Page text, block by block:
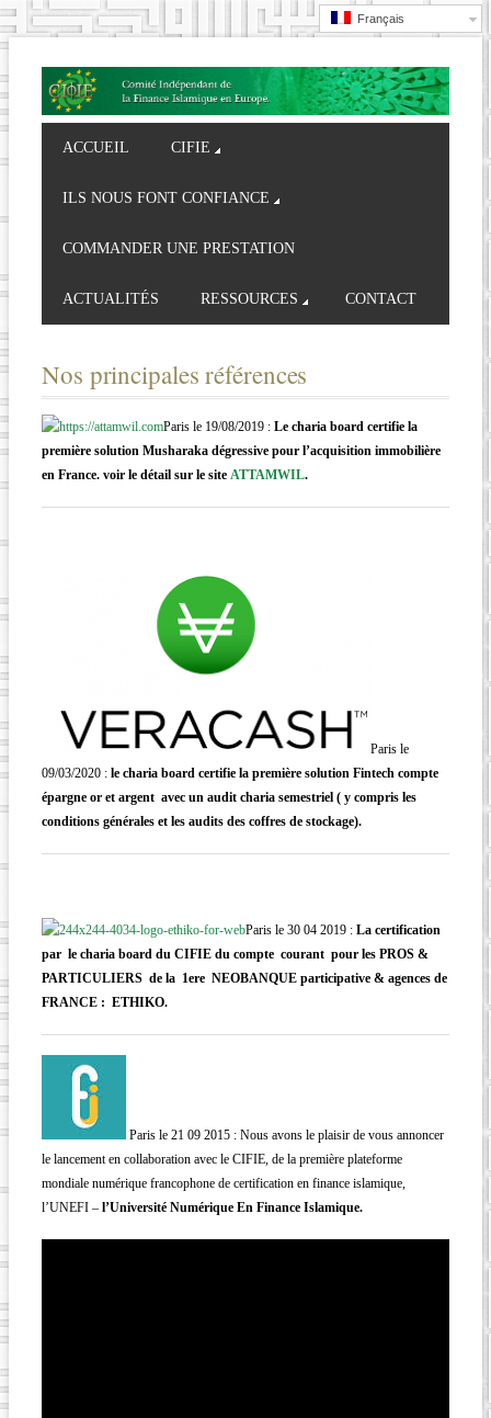
Français
ACCUEIL CIFIE
ILS NOUS FONT CONFIANCE
COMMANDER UNE PRESTATION
ACTUALITÉS RESSOURCES CONTACT
Nos principales références
Paris le 19/08/2019 : Le charia board certifie la
première solution Musharaka dégressive pour l’acquisition immobilière
en France. voir le détail sur le site ATTAMWIL.
Paris le
09/03/2020 : le charia board certifie la première solution Fintech compte
épargne or et argent avec un audit charia semestriel ( y compris les
conditions générales et les audits des coffres de stockage).
Paris le 30 04 2019 : La certification
par le charia board du CIFIE du compte courant pour les PROS &
PARTICULIERS de la 1ere NEOBANQUE participative & agences de
FRANCE : ETHIKO.
Paris le 21 09 2015 : Nous avons le plaisir de vous annoncer
le lancement en collaboration avec le CIFIE, de la première plateforme
mondiale numérique francophone de certification en finance islamique,
l’UNEFI – l’Université Numérique En Finance Islamique.